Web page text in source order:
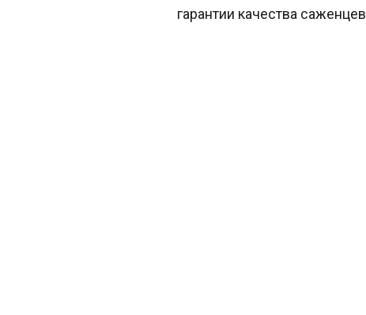
гарантии качества саженцев